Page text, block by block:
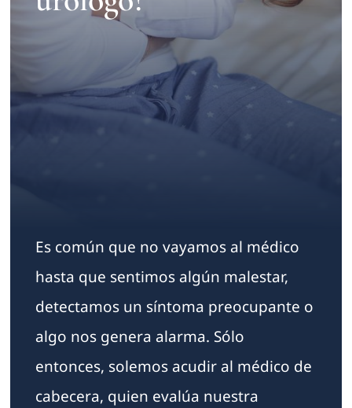
Es común que no vayamos al médico
hasta que sentimos algún malestar,
detectamos un síntoma preocupante o
algo nos genera alarma. Sólo
entonces, solemos acudir al médico de
cabecera, quien evalúa nuestra